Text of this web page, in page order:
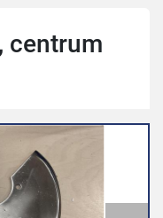
centrum